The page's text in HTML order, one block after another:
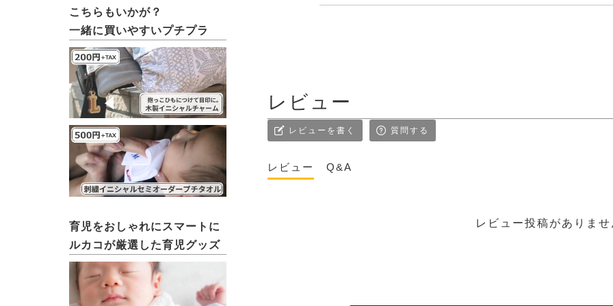
レビュー
レビューを書く 質問する
レビュー Q&A
レビュー投稿がありま
こちらもいかが？
一緒に買いやすいプチプラ
育児をおしゃれにスマートに
ルカコが厳選した育児グッズ